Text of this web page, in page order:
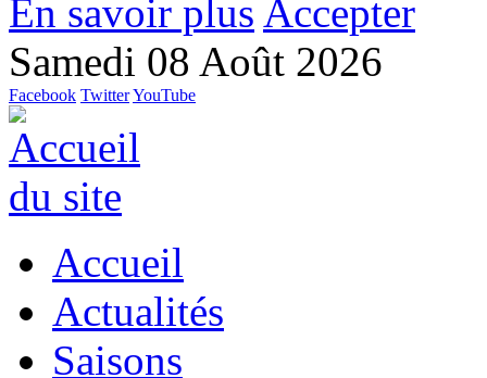
En savoir plus Accepter
Samedi 08 Août 2026
Facebook TwitterYouTube
Accueil
Actualités
Saisons